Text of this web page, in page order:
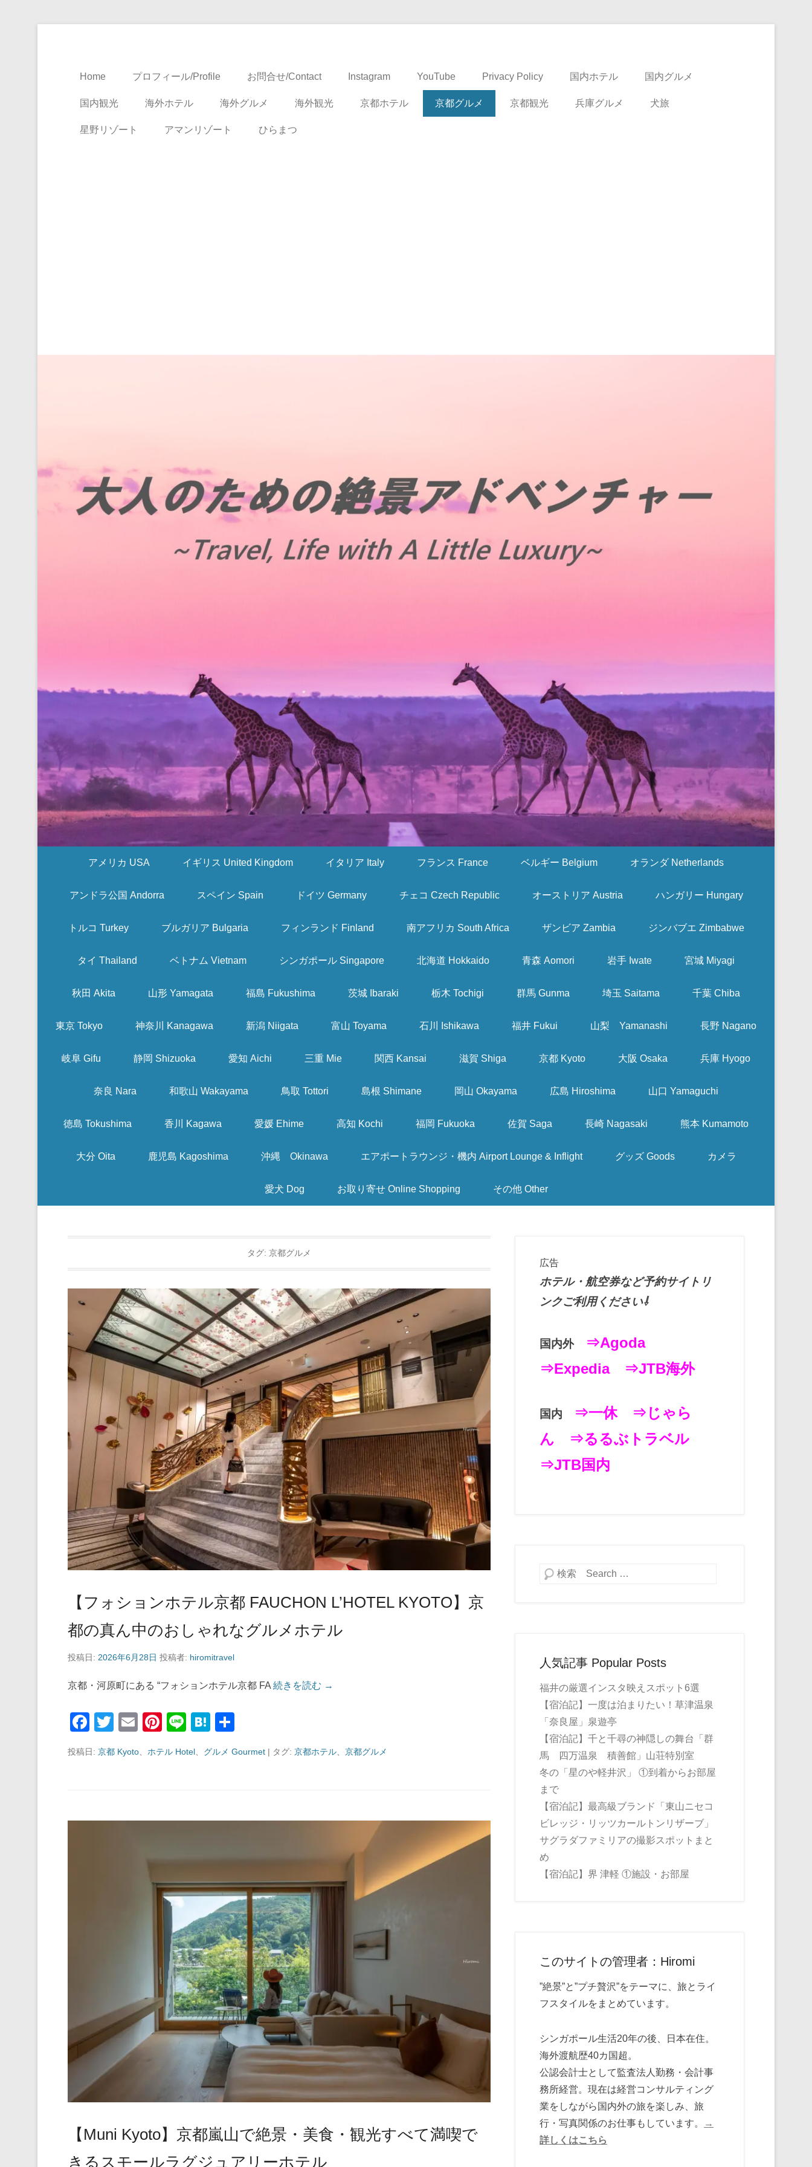
Home プロフィール/Profile お問合せ/Contact Instagram YouTube Privacy Policy 国内ホテル 国内グルメ
国内観光 海外ホテル 海外グルメ 海外観光 京都ホテル 京都グルメ 京都観光 兵庫グルメ 犬旅
星野リゾート アマンリゾート ひらまつ
アメリカ USA イギリス United Kingdom イタリア Italy フランス France ベルギー Belgium オランダ Netherlands
アンドラ公国 Andorra スペイン Spain ドイツ Germany チェコ Czech Republic オーストリア Austria ハンガリー Hungary
トルコ Turkey ブルガリア Bulgaria フィンランド Finland 南アフリカ South Africa ザンビア Zambia ジンバブエ Zimbabwe
タイ Thailand ベトナム Vietnam シンガポール Singapore 北海道 Hokkaido 青森 Aomori 岩手 Iwate 宮城 Miyagi
秋田 Akita 山形 Yamagata 福島 Fukushima 茨城 Ibaraki 栃木 Tochigi 群馬 Gunma 埼玉 Saitama 千葉 Chiba
東京 Tokyo 神奈川 Kanagawa 新潟 Niigata 富山 Toyama 石川 Ishikawa 福井 Fukui 山梨 Yamanashi 長野 Nagano
岐阜 Gifu 静岡 Shizuoka 愛知 Aichi 三重 Mie 関西 Kansai 滋賀 Shiga 京都 Kyoto 大阪 Osaka 兵庫 Hyogo
奈良 Nara 和歌山 Wakayama 鳥取 Tottori 島根 Shimane 岡山 Okayama 広島 Hiroshima 山口 Yamaguchi
徳島 Tokushima 香川 Kagawa 愛媛 Ehime 高知 Kochi 福岡 Fukuoka 佐賀 Saga 長崎 Nagasaki 熊本 Kumamoto
大分 Oita 鹿児島 Kagoshima 沖縄 Okinawa エアポートラウンジ・機内 Airport Lounge & Inflight グッズ Goods カメラ
愛犬 Dog お取り寄せ Online Shopping その他 Other
タグ: 京都グルメ
【フォションホテル京都 FAUCHON L’HOTEL KYOTO】京
都の真ん中のおしゃれなグルメホテル
投稿日: 2026年6月28日 投稿者: hiromitravel
京都・河原町にある “フォションホテル京都 FA 続きを読む →
F
c
o
T
tt
E
ail
Pi
er
Li
e
H
e
投稿日: 京都 Kyoto ホテル Hotel グルメ Gourmet | タグ: 京都ホテル 京都グルメ
【Muni Kyoto】京都嵐山で絶景・美食・観光すべて満喫で
きるスモールラグジュアリーホテル
広告
ホテル・航空券など予約サイトリ
ンクご利用ください⇩
国内外
⇒Agoda
⇒Expedia
⇒JTB海外
国内 ⇒一休
⇒じゃら
ん
⇒るるぶトラベル
⇒JTB国内
検索
人気記事 Popular Posts
福井の厳選インスタ映えスポット6選
【宿泊記】一度は泊まりたい！草津温泉
「奈良屋」泉遊亭
【宿泊記】千と千尋の神隠しの舞台「群
馬 四万温泉 積善館」山荘特別室
冬の「星のや軽井沢」 ①到着からお部屋
まで
【宿泊記】最高級ブランド「東山ニセコ
ビレッジ・リッツカールトンリザーブ」
サグラダファミリアの撮影スポットまと
め
【宿泊記】界 津軽 ①施設・お部屋
このサイトの管理者：Hiromi
”絶景”と”プチ贅沢”をテーマに、旅とライ
フスタイルをまとめています。
シンガポール生活20年の後、日本在住。
海外渡航歴40カ国超。
公認会計士として監査法人勤務・会計事
務所経営。現在は経営コンサルティング
業をしながら国内外の旅を楽しみ、旅
行・写真関係のお仕事もしています。
→
詳しくはこちら